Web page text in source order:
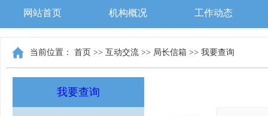
网站首页 机构概况 工作动态
当前位置： 首页 >> 互动交流 >> 局长信箱 >> 我要查询
我要查询